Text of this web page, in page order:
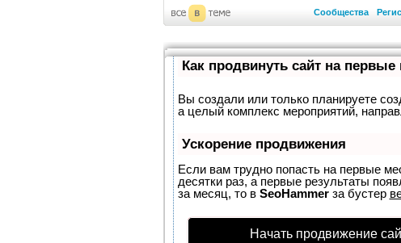
Сообщества
Как продвинуть сайт на первые
Вы создали или только планируете
а целый комплекс мероприятий,
Ускорение продвижения
Если вам трудно попасть на первые
десятки раз, а первые результаты
за месяц, то в SeoHammerза бустер
Начать продвижение